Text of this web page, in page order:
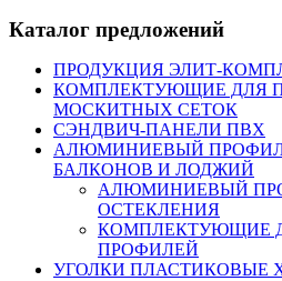
Каталог предложений
ПРОДУКЦИЯ ЭЛИТ-
КОМПЛЕКТУЮЩИЕ ДЛЯ
МОСКИТНЫХ СЕТОК
СЭНДВИЧ-ПАНЕЛИ ПВХ
АЛЮМИНИЕВЫЙ ПРОФИЛЬ
БАЛКОНОВ И ЛОДЖИЙ
АЛЮМИНИЕВЫЙ
ОСТЕКЛЕНИЯ
КОМПЛЕКТУЮЩИЕ
ПРОФИЛЕЙ
УГОЛКИ ПЛАСТИКОВЫЕ